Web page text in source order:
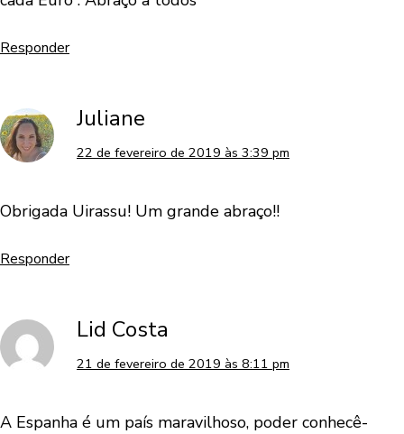
Responder
Juliane
22 de fevereiro de 2019 às 3:39 pm
Obrigada Uirassu! Um grande abraço!!
Responder
Lid Costa
21 de fevereiro de 2019 às 8:11 pm
A Espanha é um país maravilhoso, poder conhecê-